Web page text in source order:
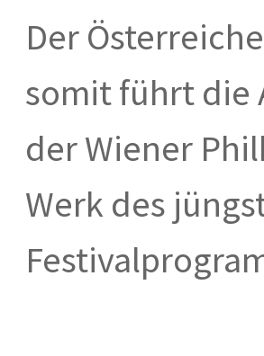
Der
somit führt die
der Wiener
Werk des